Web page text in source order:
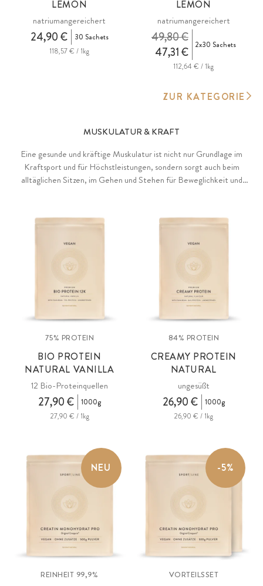
LEMON
natriumangereichert
24,90 €
30 Sachets
118,57 € / 1kg
LEMON
natriumangereichert
47,31 €
49,80 € 2x30 Sachets
112,64 € / 1kg
ZUR KATEGORIE
MUSKULATUR & KRAFT
Eine gesunde und kräftige Muskulatur ist nicht nur Grundlage im
Kraftsport und für Höchstleistungen, sondern sorgt auch beim
alltäglichen Sitzen, im Gehen und Stehen für Beweglichkeit und
sowie der Knochen bei. Creatin steigert die körperliche
Trainingseinheiten. Die Mineralstoffe Magnesium, Calcium und
Kalium unterstützen bei der Aufrechterhaltung einer normalen
75% PROTEIN
BIO PROTEIN
NATURAL VANILLA
12 Bio-Proteinquellen
27,90 €
1000g
27,90 € / 1kg
84% PROTEIN
CREAMY PROTEIN
NATURAL
ungesüßt
26,90 €
1000g
26,90 € / 1kg
NEU
REINHEIT 99,9%
-5%
VORTEILSSET